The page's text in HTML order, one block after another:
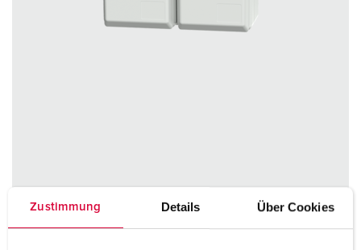
Zustimmung Details Über Cookies
Bestelnummer 4281
Beschermingsgraad
IP44